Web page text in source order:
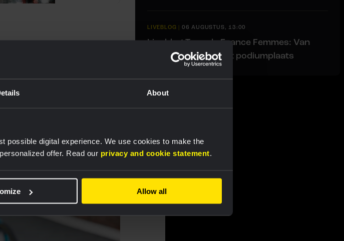
About
possible digital experience. We use cookies to make the
offer. Read our privacy and cookie statement.
Allow all
op een ruime
op de derde plaats in
LIVEBLOG | 06 AUGUSTUS, 13:00
Liveblog Tour de France Femmes: Van
Dam grijpt net naast podiumplaats